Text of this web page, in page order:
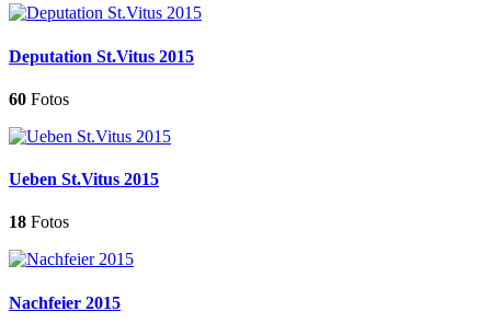
Deputation St.Vitus 2015
60 Fotos
Ueben St.Vitus 2015
18 Fotos
Nachfeier 2015